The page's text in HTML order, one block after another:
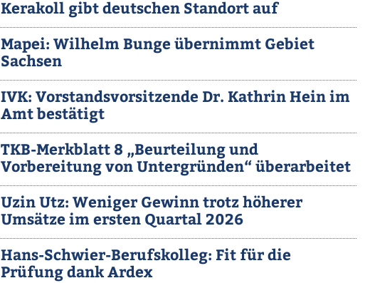
Kerakoll gibt deutschen Standort auf
Mapei: Wilhelm Bunge übernimmt Gebiet
Sachsen
IVK: Vorstandsvorsitzende Dr. Kathrin Hein im
Amt bestätigt
TKB-Merkblatt 8 „Beurteilung und
Vorbereitung von Untergründen“ überarbeitet
Uzin Utz: Weniger Gewinn trotz höherer
Umsätze im ersten Quartal 2026
Hans-Schwier-Berufskolleg: Fit für die
Prüfung dank Ardex